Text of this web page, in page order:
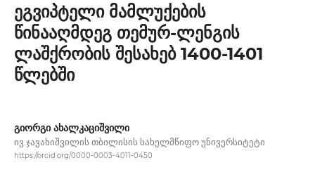
ეგვიპტელი მამლუქების
წინააღმდეგ თემურ-ლენგის
ლაშქრობის შესახებ 1400-1401
წლებში
გიორგი ახალკაციშვილი
ივ.ჯავახიშვილის თბილისის სახელმწიფო უნივერსიტეტი
https://orcid.org/0000-0003-4011-0450